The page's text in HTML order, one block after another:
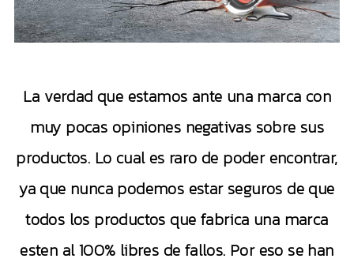
La verdad que estamos ante una marca con
muy pocas opiniones negativas sobre sus
productos. Lo cual es raro de poder encontrar,
ya que nunca podemos estar seguros de que
todos los productos que fabrica una marca
esten al 100% libres de fallos. Por eso se han